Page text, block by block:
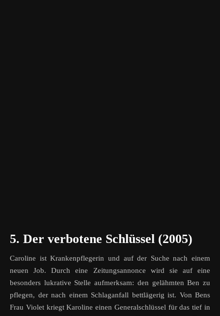
5. Der verbotene Schlüssel (2005)
Caroline ist Krankenpflegerin und auf der Suche nach einem
neuen Job. Durch eine Zeitungsannonce wird sie auf eine
besonders lukrative Stelle aufmerksam: den gelähmten Ben zu
pflegen, der nach einem Schlaganfall bettlägerig ist. Von Bens
Frau Violet kriegt Karoline einen Generalschlüssel für das tief in